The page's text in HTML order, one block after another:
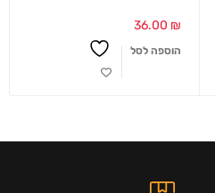
36.00 ₪
הוספה לסל